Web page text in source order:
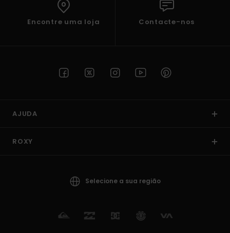
Encontre uma loja Contacte-nos
AJUDA
ROXY
Selecione a sua região